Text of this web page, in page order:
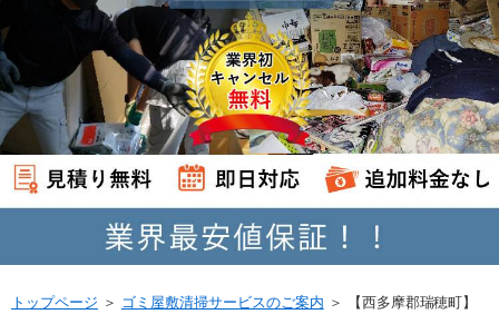
トップページ ＞ ゴミ屋敷清掃サービスのご案内 ＞
【西多摩郡瑞穂町】